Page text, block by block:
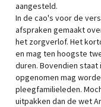
aangesteld.
In de cao's voor de
afspraken gemaakt
het zorgverlof. Het
en mag ten hoogste
duren. Bovendien
opgenomen mag
pleegfamilieleden.
uitpakken dan de wet